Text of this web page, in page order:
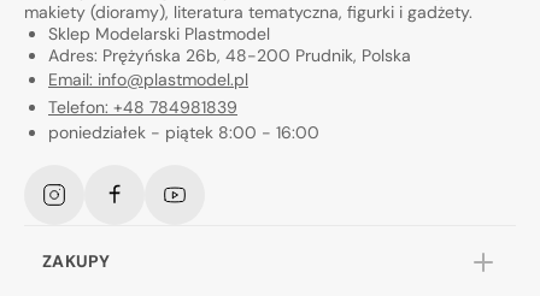
makiety (dioramy), literatura tematyczna, figurki i gadżety.
Sklep Modelarski Plastmodel
Adres: Prężyńska 26b, 48-200 Prudnik, Polska
Email: info@plastmodel.pl
Telefon: +48 784981839
poniedziałek - piątek 8:00 - 16:00
InstagramFacebookYouTube
ZAKUPY